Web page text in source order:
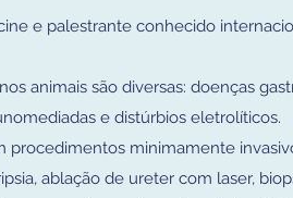
e palestrante conhecido
animais são diversas: doenças
e distúrbios eletrolíticos.
minimamente
ablação de ureter com laser,